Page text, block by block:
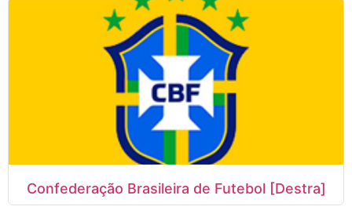
Confederação Brasileira de Futebol [Destra]